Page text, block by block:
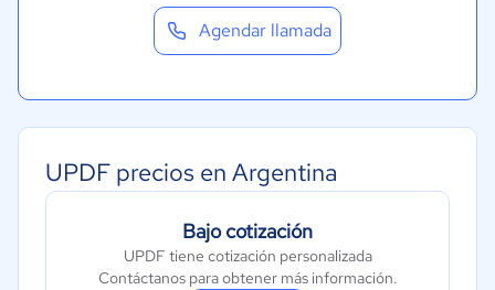
Agendar llamada
UPDF precios en Argentina
Bajo cotización
UPDF tiene cotización personalizada
Contáctanos para obtener más información.